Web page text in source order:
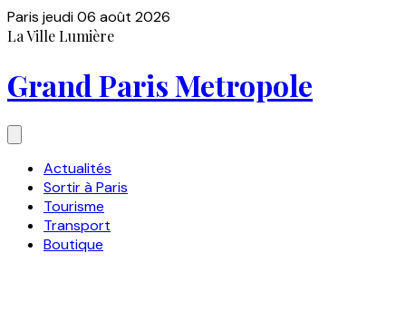
Paris jeudi 06 août 2026
La Ville Lumière
Grand Paris Metropole
Actualités
Sortir à Paris
Tourisme
Transport
Boutique